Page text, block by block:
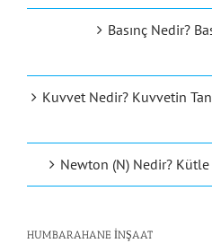
Basınç Nedir?
Kuvvet Nedir? Kuvvetin
Newton (N) Nedir? Kütle
HUMBARAHANE İNŞAAT